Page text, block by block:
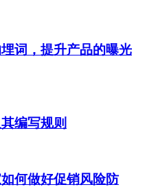
词，提升产品的曝光
编写规则
何做好促销风险防